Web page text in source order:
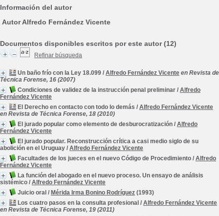
Información del autor
Autor Alfredo Fernández Vicente
Documentos disponibles escritos por este autor (12)
Refinar búsqueda
Un baño frío con la Ley 18.099 / Alfredo Fernández Vicente en Revista de
Técnica Forense, 16 (2007)
Condiciones de validez de la instrucción penal preliminar / Alfredo
Fernández Vicente
El Derecho en contacto con todo lo demás / Alfredo Fernández Vicente
en Revista de Técnica Forense, 18 (2010)
El jurado popular como elemento de desburocratización / Alfredo
Fernández Vicente
El jurado popular. Reconstrucción crítica a casi medio siglo de su
abolición en el Uruguay / Alfredo Fernández Vicente
Facultades de los jueces en el nuevo Código de Procedimiento / Alfredo
Fernández Vicente
La función del abogado en el nuevo proceso. Un ensayo de análisis
sistémico / Alfredo Fernández Vicente
Juicio oral / Mérida Irma Bonino Rodríguez (1993)
Los cuatro pasos en la consulta profesional / Alfredo Fernández Vicente
en Revista de Técnica Forense, 19 (2011)